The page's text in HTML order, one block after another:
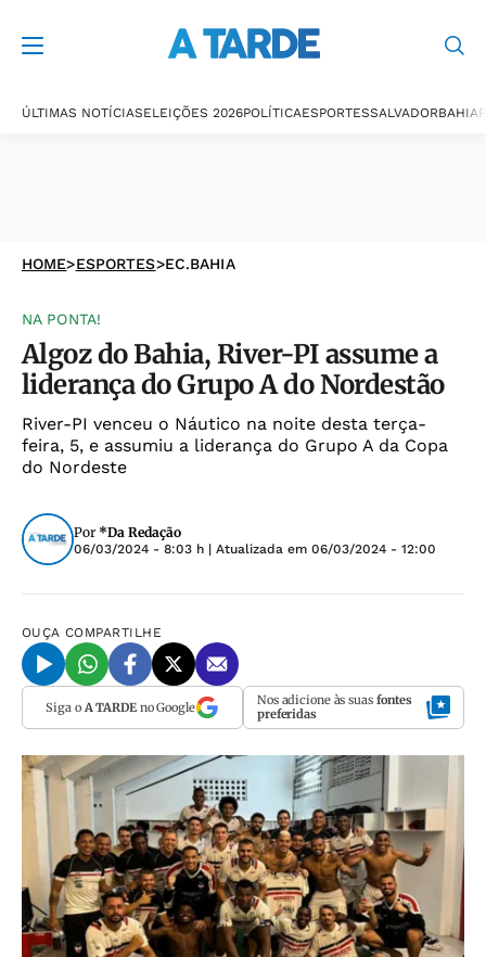
ÚLTIMAS NOTÍCIASELEIÇÕES 2026POLÍTICAESPORTESSALVADORBAHIA
HOME>ESPORTES>EC.BAHIA
NA PONTA!
Algoz do Bahia, River-PI assume a
liderança do Grupo A do Nordestão
River-PI venceu o Náutico na noite desta terça-
feira, 5, e assumiu a liderança do Grupo A da Copa
do Nordeste
Por *Da Redação
06/03/2024 - 8:03 h | Atualizada em 06/03/2024 - 12:00
OUÇA COMPARTILHE
Siga o A TARDEno Google Nos adicione às suas fontes
preferidas